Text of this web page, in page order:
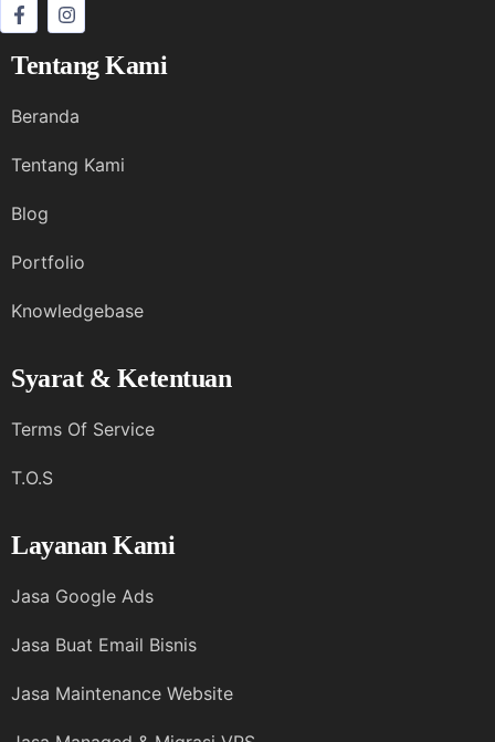
Tentang Kami
Beranda
Tentang Kami
Blog
Portfolio
Knowledgebase
Syarat & Ketentuan
Terms Of Service
T.O.S
Layanan Kami
Jasa Google Ads
Jasa Buat Email Bisnis
Jasa Maintenance Website